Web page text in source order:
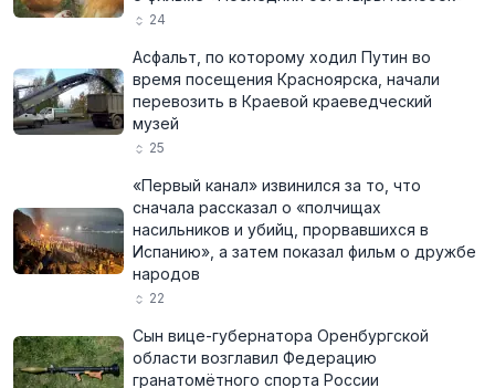
24
Асфальт, по которому ходил Путин во
время посещения Красноярска, начали
перевозить в Краевой краеведческий
музей
25
«Первый канал» извинился за то, что
сначала рассказал о «полчищах
насильников и убийц, прорвавшихся в
Испанию», а затем показал фильм о дружбе
народов
22
Сын вице-губернатора Оренбургской
области возглавил Федерацию
гранатомётного спорта России